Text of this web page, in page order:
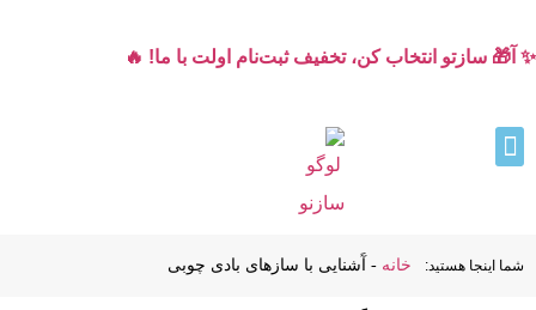
✨ آ🎁 سازتو انتخاب کن، تخفیف ثبت‌نام اولت با ما! 🔥
شما اینجا هستید: خانه - آَشنایی با سازهای بادی چوبی